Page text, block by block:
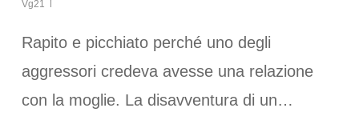
Vg21
Rapito e picchiato perché uno degli
aggressori credeva avesse una relazione
con la moglie. La disavventura di un…